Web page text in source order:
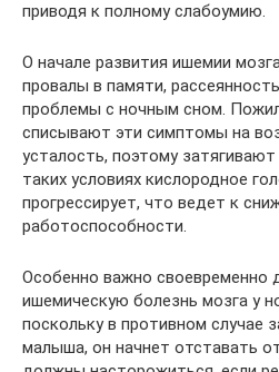
приводя к полному слабоумию.
О начале развития ишемии
провалы в памяти,
проблемы с ночным сном.
списывают эти симптомы на
усталость, поэтому
таких условиях кислородное
прогрессирует, что ведет к
работоспособности.
Особенно важно своевременно
ишемическую болезнь мозга у
поскольку в противном случае
малыша, он начнет отставать